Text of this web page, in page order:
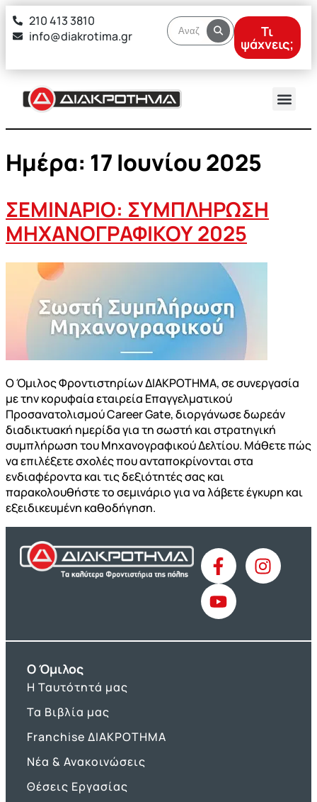
στο
περιεχόμενο
210 413 3810
info@diakrotima.gr
Τι
ψάχνεις;
Ημέρα: 17 Ιουνίου 2025
ΣΕΜΙΝΑΡΙΟ: ΣΥΜΠΛΗΡΩΣΗ
ΜΗΧΑΝΟΓΡΑΦΙΚΟΥ 2025
Ο Όμιλος Φροντιστηρίων ΔΙΑΚΡΟΤΗΜΑ, σε συνεργασία
με την κορυφαία εταιρεία Επαγγελματικού
Προσανατολισμού Career Gate, διοργάνωσε δωρεάν
διαδικτυακή ημερίδα για τη σωστή και στρατηγική
συμπλήρωση του Μηχανογραφικού Δελτίου. Μάθετε πώς
να επιλέξετε σχολές που ανταποκρίνονται στα
ενδιαφέροντα και τις δεξιότητές σας και
παρακολουθήστε το σεμινάριο για να λάβετε έγκυρη και
εξειδικευμένη καθοδήγηση.
O Όμιλος
Η Ταυτότητά μας
Τα Βιβλία μας
Franchise ΔΙΑΚΡΟΤΗΜΑ
Νέα & Ανακοινώσεις
Θέσεις Εργασίας